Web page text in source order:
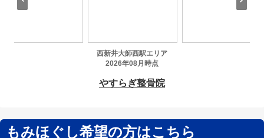
もみほぐし希望の方はこちら